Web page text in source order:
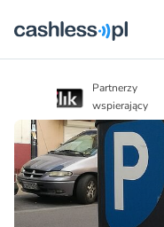
Partnerzy
wspierający